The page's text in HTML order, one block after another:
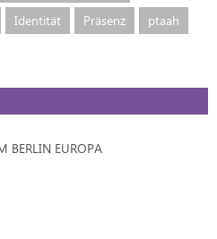
Identität Präsenz
ptaah
BERLIN EUROPA